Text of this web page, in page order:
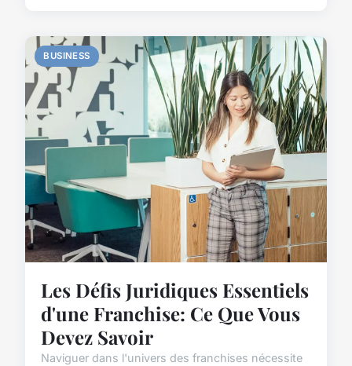
BUSINESS
Les Défis Juridiques Essentiels
d'une Franchise: Ce Que Vous
Devez Savoir
Naviguer dans l'univers des franchises nécessite